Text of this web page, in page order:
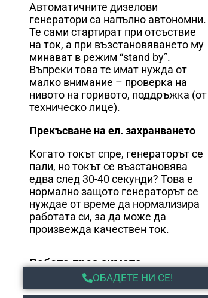
Автоматичните дизелови
генератори са напълно автономни.
Те сами стартират при отсъствие
на ток, а при възстановяването му
минават в режим “stand by”.
Въпреки това те имат нужда от
малко внимание – проверка на
нивото на горивото, поддръжка (от
техническо лице).
Прекъсване на ел. захранването
Когато токът спре, генераторът се
пали, но токът се възстановява
едва след 30-40 секунди? Това е
нормално защото генераторът се
нуждае от време да нормализира
работата си, за да може да
произвежда качествен ток.
Работа през зимата
ОБАДЕТЕ НИ СЕ!